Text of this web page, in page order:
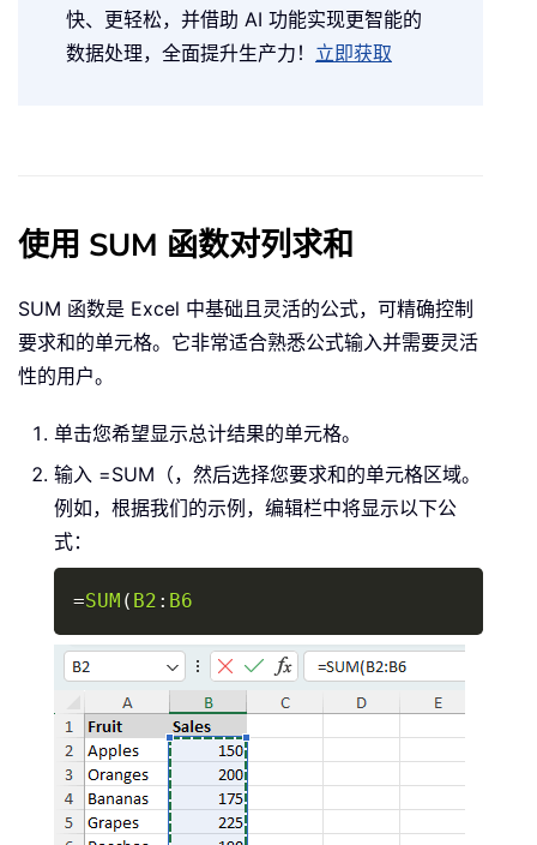
快、更轻松，并借助 AI 功能实现更智能的
数据处理，全面提升生产力！ 立即获取
使用 SUM 函数对列求和
SUM 函数是 Excel 中基础且灵活的公式，可精确控制
要求和的单元格。它非常适合熟悉公式输入并需要灵活
性的用户。
单击您希望显示总计结果的单元格。
输入 =SUM（，然后选择您要求和的单元格区域。
例如，根据我们的示例，编辑栏中将显示以下公
式：
=SUM ( B2 : B6